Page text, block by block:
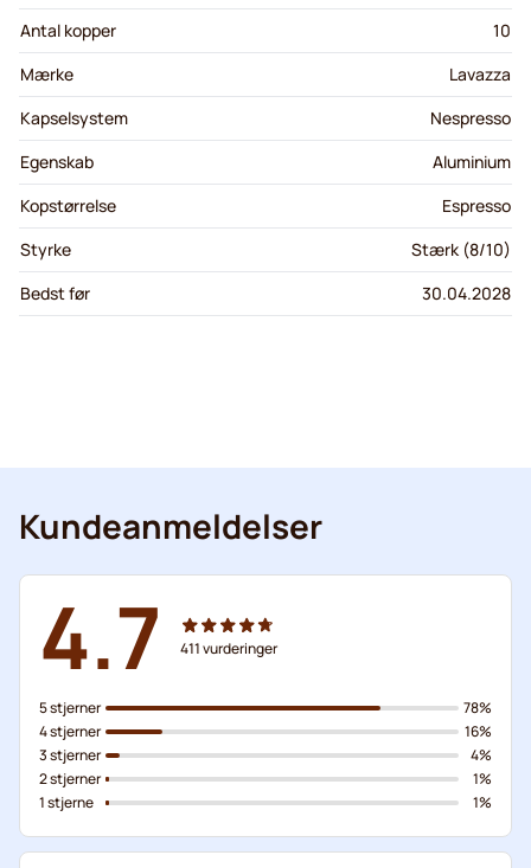
Antal kopper
10
Mærke
Lavazza
Kapselsystem
Nespresso
Egenskab
Aluminium
Kopstørrelse
Espresso
Styrke
Stærk (8/10)
Bedst før
30.04.2028
Kundeanmeldelser
4.7 411vurderinger
5 stjerner
4 stjerner
3 stjerner
2 stjerner
1 stjerne
78%
16%
4%
1%
1%